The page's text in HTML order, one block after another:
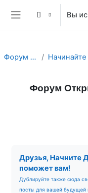
Перейти к основному
Боковая панель
Вы
Форум Йоги.
Форум
Друзья, Начните
поможет вам!
Дублируйте также сюда
посты для вашей будущей